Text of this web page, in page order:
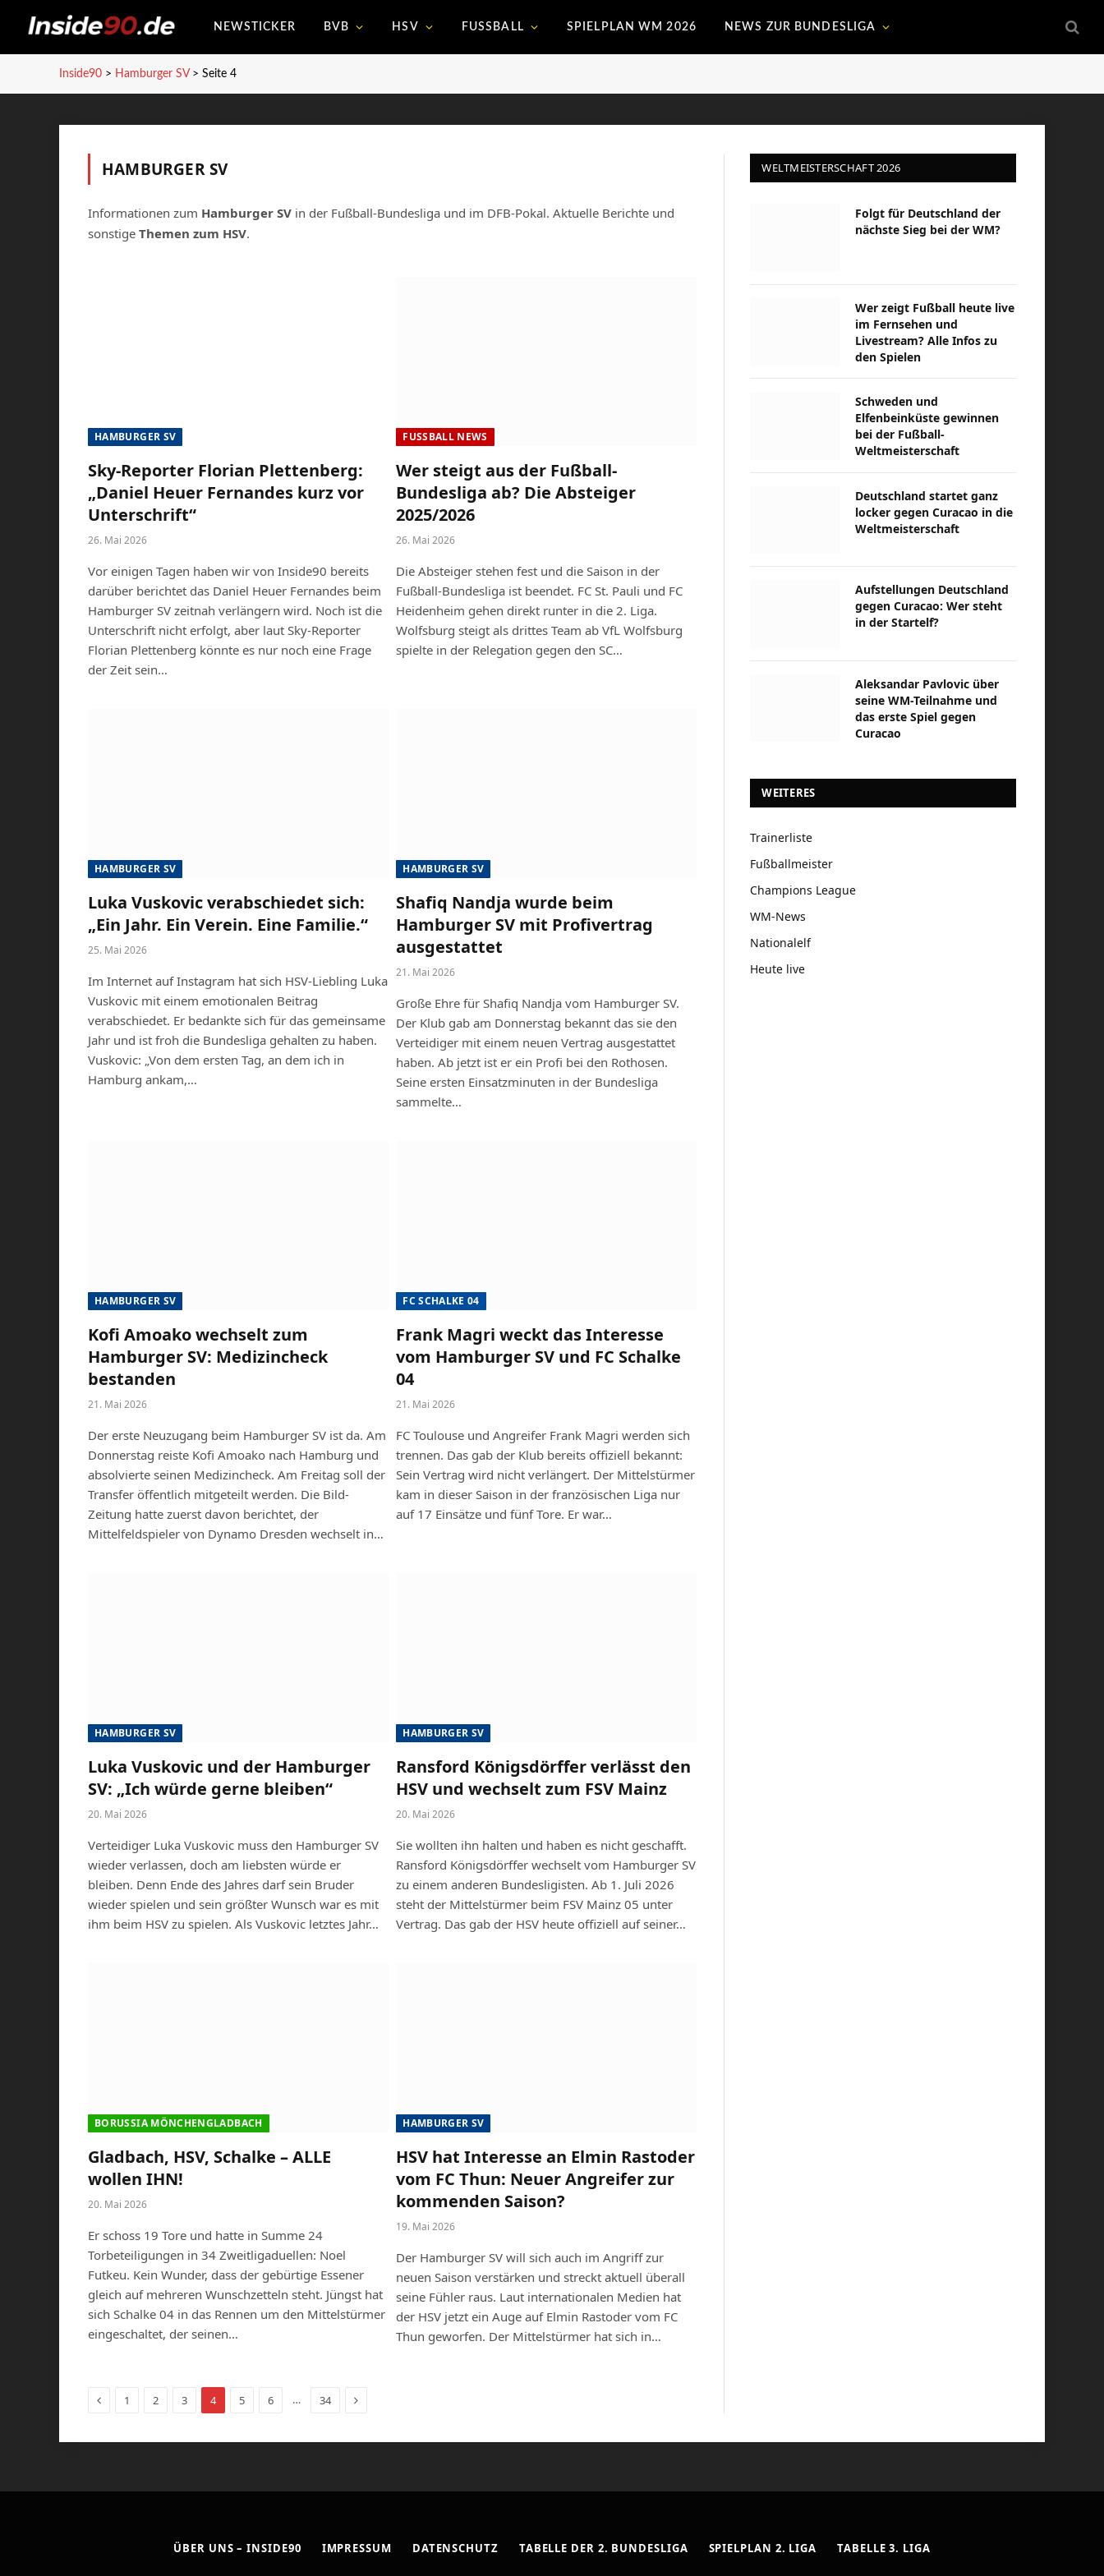
NEWSTICKER BVB HSV FUSSBALL SPIELPLAN WM 2026 NEWS ZUR BUNDESLIGA
Inside90 > Hamburger SV> Seite 4
HAMBURGER SV
Informationen zum Hamburger SV in der Fußball-Bundesliga und im DFB-Pokal. Aktuelle Berichte und
sonstige Themen zum HSV.
HAMBURGER SV
Sky-Reporter Florian Plettenberg:
„Daniel Heuer Fernandes kurz vor
Unterschrift“
26. Mai 2026
Vor einigen Tagen haben wir von Inside90 bereits
darüber berichtet das Daniel Heuer Fernandes beim
Hamburger SV zeitnah verlängern wird. Noch ist die
Unterschrift nicht erfolgt, aber laut Sky-Reporter
Florian Plettenberg könnte es nur noch eine Frage
der Zeit sein…
FUSSBALL NEWS
Wer steigt aus der Fußball-
Bundesliga ab? Die Absteiger
2025/2026
26. Mai 2026
Die Absteiger stehen fest und die Saison in der
Fußball-Bundesliga ist beendet. FC St. Pauli und FC
Heidenheim gehen direkt runter in die 2. Liga.
Wolfsburg steigt als drittes Team ab VfL Wolfsburg
spielte in der Relegation gegen den SC…
HAMBURGER SV
Luka Vuskovic verabschiedet sich:
„Ein Jahr. Ein Verein. Eine Familie.“
25. Mai 2026
Im Internet auf Instagram hat sich HSV-Liebling Luka
Vuskovic mit einem emotionalen Beitrag
verabschiedet. Er bedankte sich für das gemeinsame
Jahr und ist froh die Bundesliga gehalten zu haben.
Vuskovic: „Von dem ersten Tag, an dem ich in
Hamburg ankam,…
HAMBURGER SV
Shafiq Nandja wurde beim
Hamburger SV mit Profivertrag
ausgestattet
21. Mai 2026
Große Ehre für Shafiq Nandja vom Hamburger SV.
Der Klub gab am Donnerstag bekannt das sie den
Verteidiger mit einem neuen Vertrag ausgestattet
haben. Ab jetzt ist er ein Profi bei den Rothosen.
Seine ersten Einsatzminuten in der Bundesliga
sammelte…
HAMBURGER SV
Kofi Amoako wechselt zum
Hamburger SV: Medizincheck
bestanden
21. Mai 2026
Der erste Neuzugang beim Hamburger SV ist da. Am
Donnerstag reiste Kofi Amoako nach Hamburg und
absolvierte seinen Medizincheck. Am Freitag soll der
Transfer öffentlich mitgeteilt werden. Die Bild-
Zeitung hatte zuerst davon berichtet, der
Mittelfeldspieler von Dynamo Dresden wechselt in…
FC SCHALKE 04
Frank Magri weckt das Interesse
vom Hamburger SV und FC Schalke
04
21. Mai 2026
FC Toulouse und Angreifer Frank Magri werden sich
trennen. Das gab der Klub bereits offiziell bekannt:
Sein Vertrag wird nicht verlängert. Der Mittelstürmer
kam in dieser Saison in der französischen Liga nur
auf 17 Einsätze und fünf Tore. Er war…
HAMBURGER SV
Luka Vuskovic und der Hamburger
SV: „Ich würde gerne bleiben“
20. Mai 2026
Verteidiger Luka Vuskovic muss den Hamburger SV
wieder verlassen, doch am liebsten würde er
bleiben. Denn Ende des Jahres darf sein Bruder
wieder spielen und sein größter Wunsch war es mit
ihm beim HSV zu spielen. Als Vuskovic letztes Jahr…
HAMBURGER SV
Ransford Königsdörffer verlässt den
HSV und wechselt zum FSV Mainz
20. Mai 2026
Sie wollten ihn halten und haben es nicht geschafft.
Ransford Königsdörffer wechselt vom Hamburger SV
zu einem anderen Bundesligisten. Ab 1. Juli 2026
steht der Mittelstürmer beim FSV Mainz 05 unter
Vertrag. Das gab der HSV heute offiziell auf seiner…
BORUSSIA MÖNCHENGLADBACH
Gladbach, HSV, Schalke – ALLE
wollen IHN!
20. Mai 2026
Er schoss 19 Tore und hatte in Summe 24
Torbeteiligungen in 34 Zweitligaduellen: Noel
Futkeu. Kein Wunder, dass der gebürtige Essener
gleich auf mehreren Wunschzetteln steht. Jüngst hat
sich Schalke 04 in das Rennen um den Mittelstürmer
eingeschaltet, der seinen…
HAMBURGER SV
HSV hat Interesse an Elmin Rastoder
vom FC Thun: Neuer Angreifer zur
kommenden Saison?
19. Mai 2026
Der Hamburger SV will sich auch im Angriff zur
neuen Saison verstärken und streckt aktuell überall
seine Fühler raus. Laut internationalen Medien hat
der HSV jetzt ein Auge auf Elmin Rastoder vom FC
Thun geworfen. Der Mittelstürmer hat sich in…
Previous
1 2 3 4 5 6 … 34 Next
WELTMEISTERSCHAFT 2026
Folgt für Deutschland der
nächste Sieg bei der WM?
Wer zeigt Fußball heute live
im Fernsehen und
Livestream? Alle Infos zu
den Spielen
Schweden und
Elfenbeinküste gewinnen
bei der Fußball-
Weltmeisterschaft
Deutschland startet ganz
locker gegen Curacao in die
Weltmeisterschaft
Aufstellungen Deutschland
gegen Curacao: Wer steht
in der Startelf?
Aleksandar Pavlovic über
seine WM-Teilnahme und
das erste Spiel gegen
Curacao
WEITERES
Trainerliste
Fußballmeister
Champions League
WM-News
Nationalelf
Heute live
ÜBER UNS – INSIDE90 IMPRESSUM DATENSCHUTZ TABELLE DER 2. BUNDESLIGA SPIELPLAN 2. LIGA TABELLE 3. LIGA